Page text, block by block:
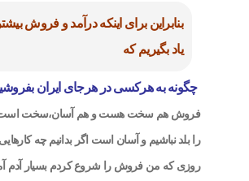
بنابراین برای اینکه درآمد و فروش
یاد بگیریم که
چگونه به هرکسی در هرجای ایران
فروش هم سخت هست و هم آسان،سخت است
را بلد نباشیم و آسان است اگر بدانیم چه کارهایی
روزی که من فروش را شروع کردم بسیار آدم